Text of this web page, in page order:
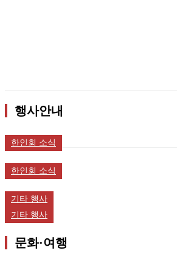
행사안내
한인회 소식
한인회 소식
기타 행사
기타 행사
문화·여행